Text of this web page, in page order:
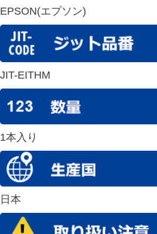
EPSON(エプソン)
JIT-EITHM
1本入り
日本